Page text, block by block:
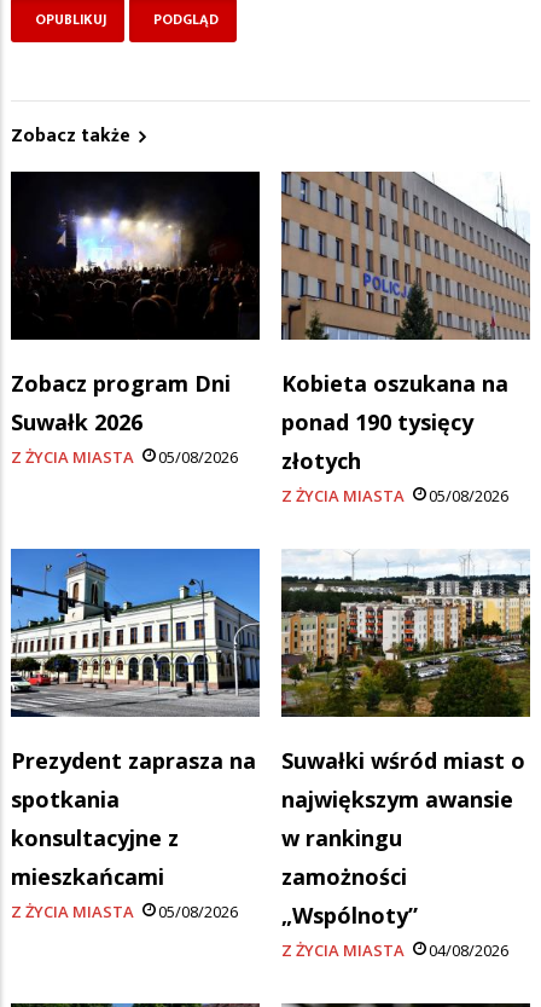
Zobacz także
Zobacz program Dni
Suwałk 2026
Z ŻYCIA MIASTA 05/08/2026
Kobieta oszukana na
ponad 190 tysięcy
złotych
Z ŻYCIA MIASTA 05/08/2026
Prezydent zaprasza na
spotkania
konsultacyjne z
mieszkańcami
Z ŻYCIA MIASTA 05/08/2026
Suwałki wśród miast o
największym awansie
w rankingu
zamożności
„Wspólnoty”
Z ŻYCIA MIASTA 04/08/2026